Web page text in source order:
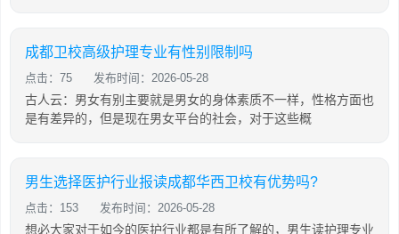
成都卫校高级护理专业有性别限制吗
点击：75 发布时间：2026-05-28
古人云：男女有别主要就是男女的身体素质不一样，性格方面也
是有差异的，但是现在男女平台的社会，对于这些概
男生选择医护行业报读成都华西卫校有优势吗?
点击：153 发布时间：2026-05-28
想必大家对于如今的医护行业都是有所了解的，男生读护理专业